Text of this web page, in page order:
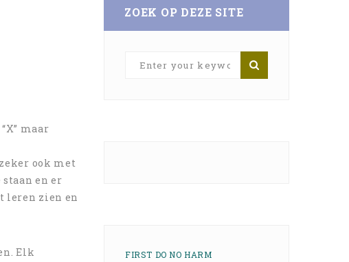
maar
ook met
en er
leren zien en
Elk
ZOEK OP DEZE SITE
FIRST DO NO HARM